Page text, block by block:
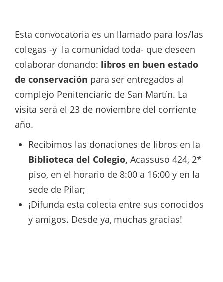
Esta convocatoria es un llamado para los/las
colegas -y la comunidad toda- que deseen
colaborar donando: libros en buen estado
de conservación para ser entregados al
complejo Penitenciario de San Martín. La
visita será el 23 de noviembre del corriente
año.
Recibimos las donaciones de libros en la
Biblioteca del Colegio, Acassuso 424, 2*
piso, en el horario de 8:00 a 16:00 y en la
sede de Pilar;
¡Difunda esta colecta entre sus conocidos
y amigos. Desde ya, muchas gracias!